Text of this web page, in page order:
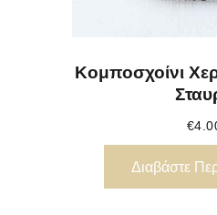
Κομποσχοίνι
€
Διαβάστε